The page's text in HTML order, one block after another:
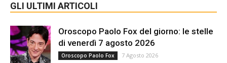
GLI ULTIMI ARTICOLI
Oroscopo Paolo Fox del giorno: le stelle
di venerdì 7 agosto 2026
Oroscopo Paolo Fox 7 Agosto 2026